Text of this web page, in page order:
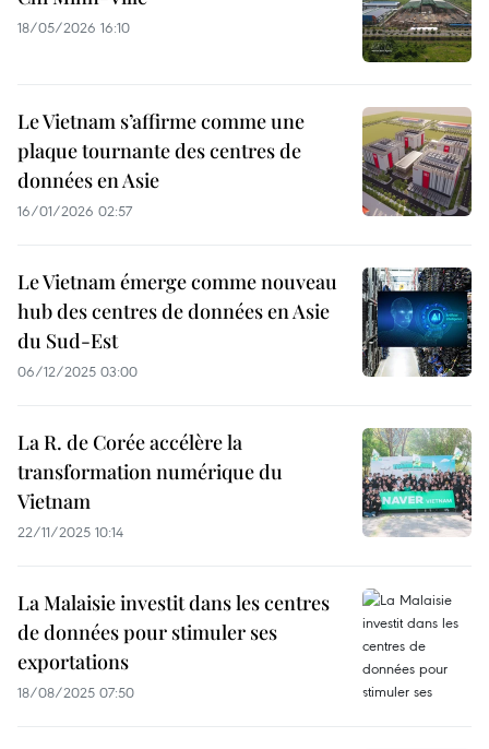
18/05/2026 16:10
Le Vietnam s’affirme comme une
plaque tournante des centres de
données en Asie
16/01/2026 02:57
Le Vietnam émerge comme nouveau
hub des centres de données en Asie
du Sud-Est
06/12/2025 03:00
La R. de Corée accélère la
transformation numérique du
Vietnam
22/11/2025 10:14
La Malaisie investit dans les centres
de données pour stimuler ses
exportations
18/08/2025 07:50